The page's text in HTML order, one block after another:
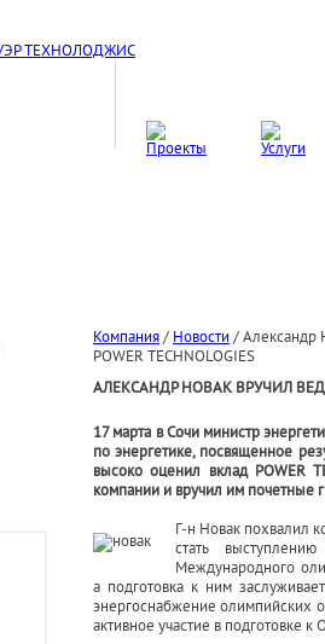
Компания/ Новости/Александр
POWER TECHNOLOGIES
АЛЕКСАНДР НОВАК ВРУЧИЛ
17 марта в Сочи министр
по энергетике, посвященное
высоко оценил вклад POWER
компании и вручил им почетные
Г-н Новак похвалил
стать
Международного
а подготовка к ним
энергоснабжение олимпийских
активное участие в подготовке к